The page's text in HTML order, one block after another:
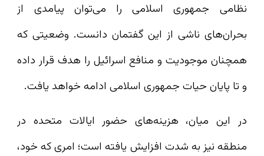
نظامی جمهوری اسلامی را می‌توان پیامدی از
بحران‌های ناشی از این گفتمان دانست. وضعیتی که
همچنان موجودیت و منافع اسرائیل را هدف قرار داده
و تا پایان حیات جمهوری اسلامی ادامه خواهد یافت.
در این میان، هزینه‌های حضور ایالات متحده در
منطقه نیز به‌ شدت افزایش یافته است؛ امری که خود،